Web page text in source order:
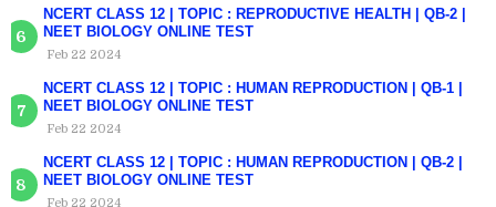
NCERT CLASS 12 | TOPIC : REPRODUCTIVE HEALTH | QB-2 |
NEET BIOLOGY ONLINE TEST
Feb 22 2024
NCERT CLASS 12 | TOPIC : HUMAN REPRODUCTION | QB-1 |
NEET BIOLOGY ONLINE TEST
Feb 22 2024
NCERT CLASS 12 | TOPIC : HUMAN REPRODUCTION | QB-2 |
NEET BIOLOGY ONLINE TEST
Feb 22 2024